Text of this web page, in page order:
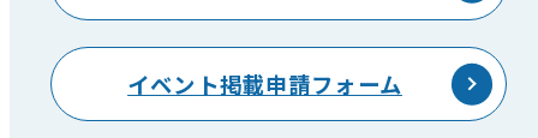
イベント掲載申請フォーム